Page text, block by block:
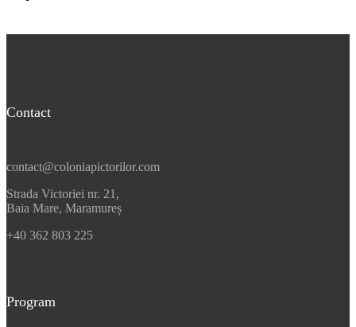
Contact
contact@coloniapictorilor.com
Strada Victoriei nr. 21,
Baia Mare, Maramureș
+40 362 803 225
Program